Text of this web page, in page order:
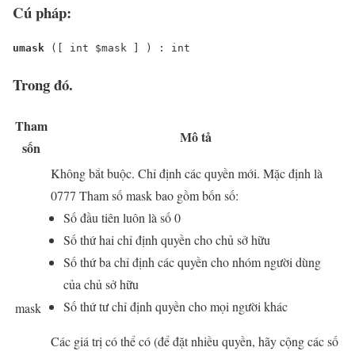
Cú pháp:
umask ([ int $mask ] ) : int
Trong đó.
Tham
sốn
Mô tả
mask
Không bắt buộc. Chỉ định các quyền mới. Mặc định là
0777 Tham số mask bao gồm bốn số:
Số đầu tiên luôn là số 0
Số thứ hai chỉ định quyền cho chủ sở hữu
Số thứ ba chỉ định các quyền cho nhóm người dùng
của chủ sở hữu
Số thứ tư chỉ định quyền cho mọi người khác
Các giá trị có thể có (để đặt nhiều quyền, hãy cộng các số